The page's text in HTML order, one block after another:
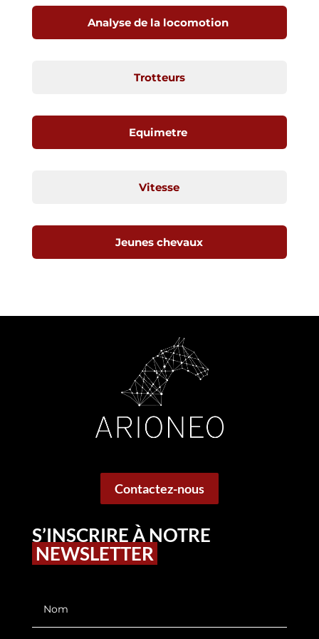
Analyse de la locomotion
Trotteurs
Equimetre
Vitesse
Jeunes chevaux
Contactez-nous
S’INSCRIRE À NOTRE
NEWSLETTER